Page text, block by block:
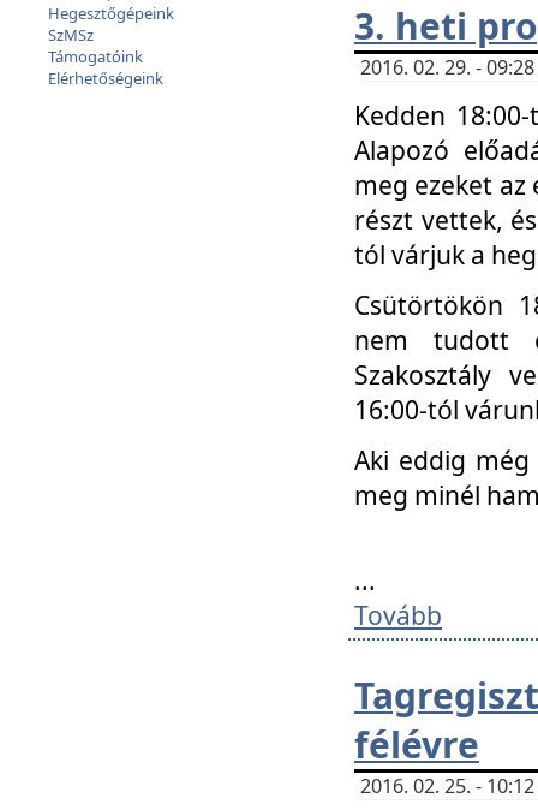
Hegesztőgépeink
SzMSz
Támogatóink
Elérhetőségeink
3. heti
2016. 02. 29. -
Kedden
Alapozó
meg ezeket
részt vettek,
tól várjuk a
Csütörtökön
nem tudott
Szakosztály
16:00-tól
Aki eddig
meg minél
...
Tovább
félévre
2016. 02. 25. -